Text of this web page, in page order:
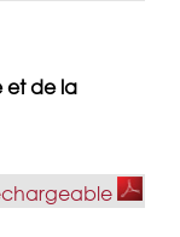
et de la